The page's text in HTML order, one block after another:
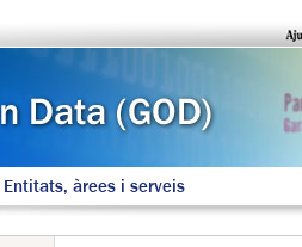
Entitats, àrees i serveis